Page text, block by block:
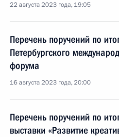
22 августа 2023 года, 19:05
Перечень поручений по
Петербургского
форума
16 августа 2023 года, 20:00
Перечень поручений по
выставки «Развитие